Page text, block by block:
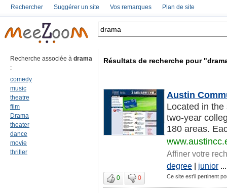
Rechercher Suggérer un site Vos remarques Plan de site
Recherche associée à drama
:
comedy
music
theatre
film
Drama
theater
dance
movie
thriller
Résultats de recherche pour
Austin
Located in
two-year
180 areas.
Affiner votre
degree | junior ...
0 0 Ce site est'il pertinent